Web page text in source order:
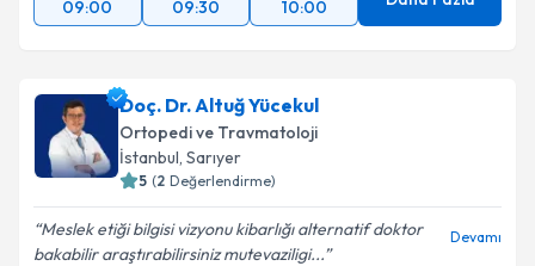
09:00 09:30 10:00
Doç. Dr. Altuğ Yücekul
Ortopedi ve Travmatoloji
İstanbul, Sarıyer
5 (2 Değerlendirme)
Meslek etiği bilgisi vizyonu kibarlığı alternatif doktor
bakabilir araştırabilirsiniz mutevaziligi...
Devamı